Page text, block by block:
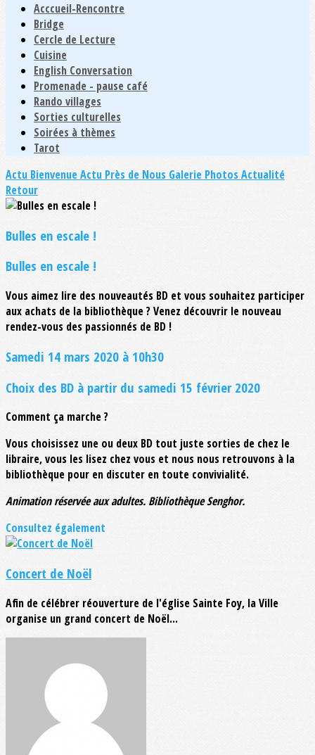
Acccueil-Rencontre
Bridge
Cercle de Lecture
Cuisine
English Conversation
Promenade - pause café
Rando villages
Sorties culturelles
Soirées à thèmes
Tarot
Actu BienvenueActu Près de Nous Galerie Photos Actualité
Retour
Bulles en escale !
Bulles en escale !
Vous aimez lire des nouveautés BD et vous souhaitez participer
aux achats de la bibliothèque ? Venez découvrir le nouveau
rendez-vous des passionnés de BD !
Samedi 14 mars 2020 à 10h30
Choix des BD à partir du samedi 15 février 2020
Comment ça marche ?
Vous choisissez une ou deux BD tout juste sorties de chez le
libraire, vous les lisez chez vous et nous nous retrouvons à la
bibliothèque pour en discuter en toute convivialité.
Animation réservée aux adultes. Bibliothèque Senghor.
Consultez également
Concert de Noël
Afin de célébrer réouverture de l'église Sainte Foy, la Ville
organise un grand concert de Noël...